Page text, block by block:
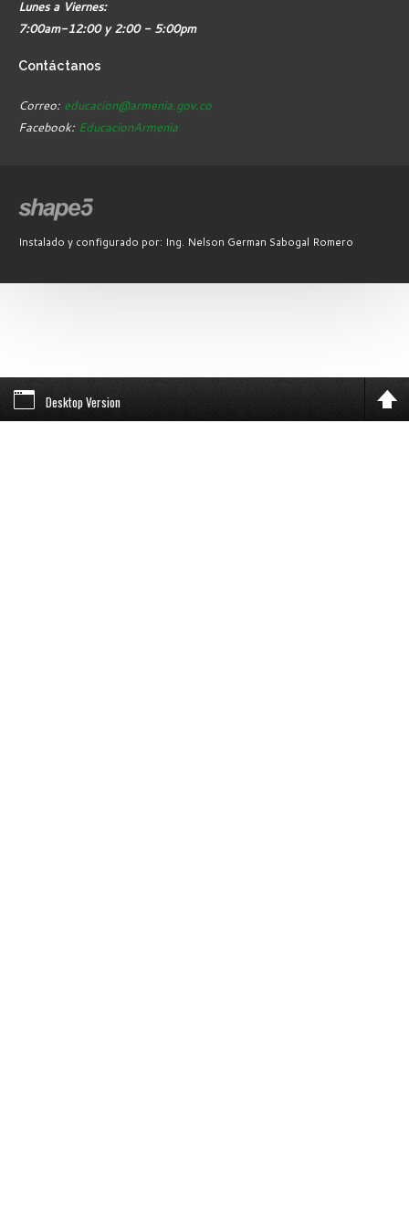
Lunes a Viernes:
7:00am-12:00 y 2:00 - 5:00pm
Contáctanos
Correo: educacion@armenia.gov.co
Facebook: EducacionArmenia
Instalado y configurado por: Ing. Nelson German Sabogal Romero
Desktop Version